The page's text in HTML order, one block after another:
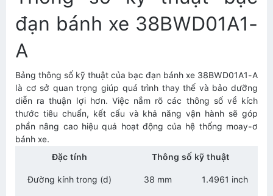
đạn bánh xe 38BWD01A1-
A
Bảng thông số kỹ thuật của bạc đạn bánh xe 38BWD01A1-A
là cơ sở quan trọng giúp quá trình thay thế và bảo dưỡng
diễn ra thuận lợi hơn. Việc nắm rõ các thông số về kích
thước tiêu chuẩn, kết cấu và khả năng vận hành sẽ góp
phần nâng cao hiệu quả hoạt động của hệ thống moay-ơ
bánh xe.
Đặc tính
Thông số kỹ thuật
Đường kính trong (d) 38 mm 1.4961 inch